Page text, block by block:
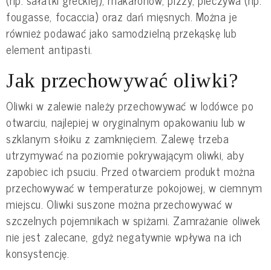
fougasse, focaccia) oraz dań mięsnych. Można je
również podawać jako samodzielną przekąskę lub
element antipasti.
Jak przechowywać oliwki?
Oliwki w zalewie należy przechowywać w lodówce po
otwarciu, najlepiej w oryginalnym opakowaniu lub w
szklanym słoiku z zamknięciem. Zalewę trzeba
utrzymywać na poziomie pokrywającym oliwki, aby
zapobiec ich psuciu. Przed otwarciem produkt można
przechowywać w temperaturze pokojowej, w ciemnym
miejscu. Oliwki suszone można przechowywać w
szczelnych pojemnikach w spiżarni. Zamrażanie oliwek
nie jest zalecane, gdyż negatywnie wpływa na ich
konsystencję.